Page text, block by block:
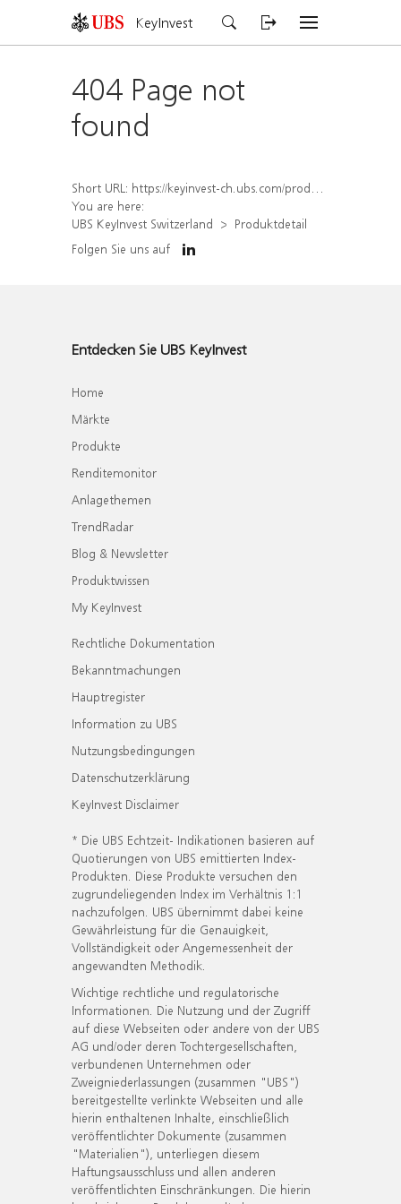
KeyInvest
404 Page not
found
Short URL: https://keyinvest-ch.ubs.com/produkt/detail/index/isin/CH1570507140
You are here:
UBS KeyInvest Switzerland
Produktdetail
Folgen Sie uns auf
Entdecken Sie UBS KeyInvest
Home
Märkte
Produkte
Renditemonitor
Anlagethemen
TrendRadar
Blog & Newsletter
Produktwissen
My KeyInvest
Rechtliche Dokumentation
Bekanntmachungen
Hauptregister
Information zu UBS
Nutzungsbedingungen
Datenschutzerklärung
KeyInvest Disclaimer
* Die UBS Echtzeit- Indikationen basieren auf
Quotierungen von UBS emittierten Index-
Produkten. Diese Produkte versuchen den
zugrundeliegenden Index im Verhältnis 1:1
nachzufolgen. UBS übernimmt dabei keine
Gewährleistung für die Genauigkeit,
Vollständigkeit oder Angemessenheit der
angewandten Methodik.
Wichtige rechtliche und regulatorische
Informationen. Die Nutzung und der Zugriff
auf diese Webseiten oder andere von der UBS
AG und/oder deren Tochtergesellschaften,
verbundenen Unternehmen oder
Zweigniederlassungen (zusammen "UBS")
bereitgestellte verlinkte Webseiten und alle
hierin enthaltenen Inhalte, einschließlich
veröffentlichter Dokumente (zusammen
"Materialien"), unterliegen diesem
Haftungsausschluss und allen anderen
veröffentlichten Einschränkungen. Die hierin